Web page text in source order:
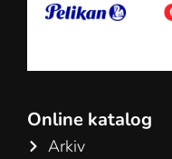
Online katalog
Arkiv